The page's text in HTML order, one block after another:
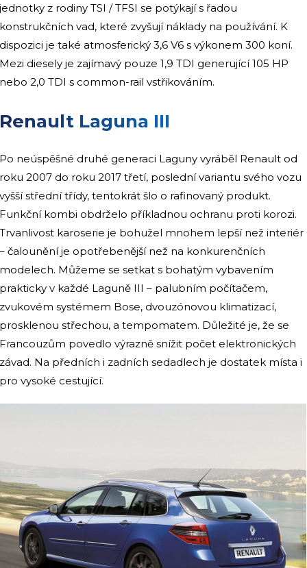
z rodiny TSI / TFSI se potýkají s řadou
vad, které zvyšují náklady na používání. K
je také atmosferický 3,6 V6 s výkonem 300 koní.
diesely je zajímavý pouze 1,9 TDI generující 105 HP
2,0 TDI s common-rail vstřikováním.
Laguna III
neúspěšné druhé generaci Laguny vyráběl Renault od
2007 do roku 2017 třetí, poslední variantu svého vozu
střední třídy, tentokrát šlo o rafinovaný produkt.
kombi obdrželo příkladnou ochranu proti korozi.
karoserie je bohužel mnohem lepší než interiér
čalounění je opotřebenější než na konkurenčních
Můžeme se setkat s bohatým vybavením
v každé Laguně III – palubním počítačem,
systémem Bose, dvouzónovou klimatizací,
střechou, a tempomatem. Důležité je, že se
povedlo výrazně snížit počet elektronických
Na předních i zadních sedadlech je dostatek místa i
vysoké cestující.